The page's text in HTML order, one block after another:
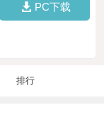
PC下载
排行